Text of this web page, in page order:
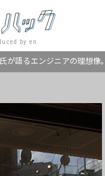
by en
が語るエンジニアの理想像。